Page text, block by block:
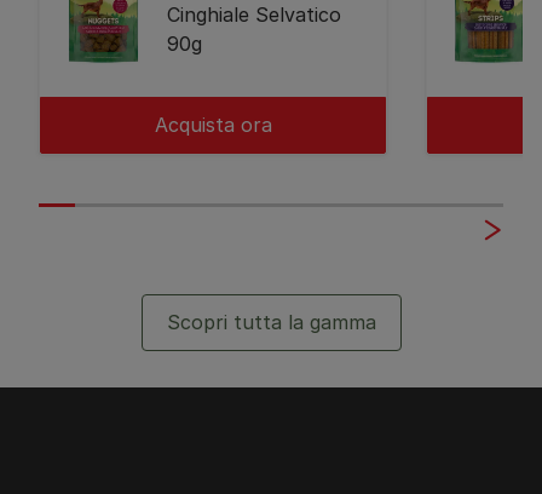
Cinghiale Selvatico
90g
Acquista ora
Scopri tutta la gamma